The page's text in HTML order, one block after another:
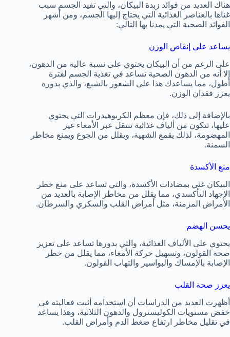
هناك العديد من فوائد زبدة البيكان، والتي تفيد الجسم سبب
غناها بالعناصر الغذائية التي يحتاج إليها الجسم، ومن أشهر
الفوائد الصحية التي يمدنا بها التالي:
يساعد على إنقاص الوزن
على الرغم من أن البيكان يحتوي على نسبة عالية من الدهون،
إلا أنه من الدهون الصحية تساعد في تغذية الجسم لفترة
أطول، مما يساعدك هذا على الشعور بالشبع، والذي بدوره
يعزز فقدان الوزن.
بالإضافة إلى ذلك، فإن معظم الكربوهيدرات التي يحتوي
عليها، تتكون من ألياف غذائية تنتقل عبر الأمعاء غير
المهضومة، لذلك يقمع الشهية، ويقلل من الجوع ويمنع مخاطر
السمنة.
منع الأكسدة
البيكان غني بمضادات الأكسدة، والتي تساعد على منع خطر
الإجهاد التأكسدي، مما يقلل من مخاطر الإصابة بالعديد من
الأمراض المزمنة، مثل أمراض القلب والسكري والسرطان.
يحسن الهضم
يحتوي على الألياف الغذائية، والتي بدورها تساعد على تعزيز
صحة القولون، وتسهيل حركة الأمعاء، مما يقلل من خطر
الإصابة بالإمساك والبواسير والتهاب القولون.
يعزز صحة القلب
أظهرت العديد من الدراسات أن استخدامه أثبت فعاليته في
خفض مستويات الكوليسترول والدهون الثلاثية، وهذا يساعد
في تقليل مخاطر ارتفاع ضغط الدم وأمراض القلب.